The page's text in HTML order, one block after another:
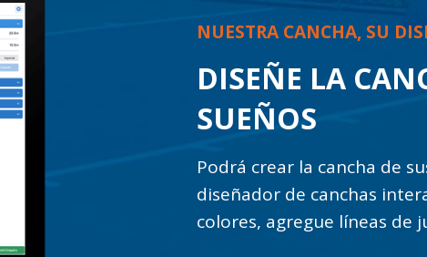
NUESTRA CANCHA, SU
DISEÑE LA
SUEÑOS
Podrá crear la cancha de
diseñador de canchas
colores, agregue líneas de